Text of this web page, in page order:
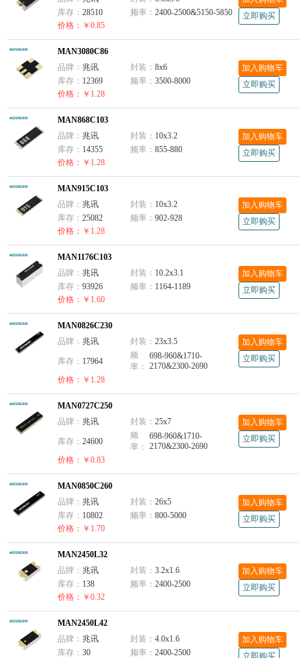
库存： 28510 频率： 2400-2500&5150-5850
价格：￥0.85
立即购买
MAN3080C86
品牌： 兆讯 封装： 8x6
库存： 12369 频率： 3500-8000
价格：￥1.28
加入购物车
立即购买
MAN868C103
品牌： 兆讯 封装： 10x3.2
库存： 14355 频率： 855-880
价格：￥1.28
加入购物车
立即购买
MAN915C103
品牌： 兆讯 封装： 10x3.2
库存： 25082 频率： 902-928
价格：￥1.28
加入购物车
立即购买
MAN1176C103
品牌： 兆讯 封装： 10.2x3.1
库存： 93926 频率： 1164-1189
价格：￥1.60
加入购物车
立即购买
MAN0826C230
品牌： 兆讯 封装： 23x3.5
库存： 17964
频
率：
698-960&1710-
2170&2300-2690
价格：￥1.28
加入购物车
立即购买
MAN0727C250
品牌： 兆讯 封装： 25x7
库存： 24600
频
率：
698-960&1710-
2170&2300-2690
价格：￥0.83
加入购物车
立即购买
MAN0850C260
品牌： 兆讯 封装： 26x5
库存： 10802 频率： 800-5000
价格：￥1.70
加入购物车
立即购买
MAN2450L32
品牌： 兆讯 封装： 3.2x1.6
库存： 138 频率： 2400-2500
价格：￥0.32
加入购物车
立即购买
MAN2450L42
品牌： 兆讯 封装： 4.0x1.6
库存： 30 频率： 2400-2500
加入购物车
立即购买